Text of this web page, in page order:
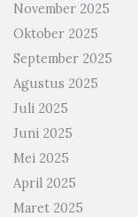
November 2025
Oktober 2025
September 2025
Agustus 2025
Juli 2025
Juni 2025
Mei 2025
April 2025
Maret 2025